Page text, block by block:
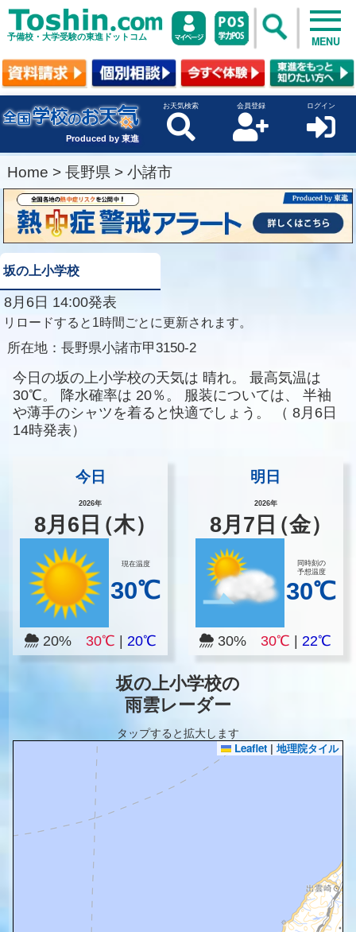
予備校・大学受験の東進ドットコム MENU
Produced by 東進
お天気検索 会員登録 ログイン
Home > 長野県 > 小諸市
坂の上小学校
8月6日 14:00発表
リロードすると1時間ごとに更新されます。
所在地： 長野県小諸市甲3150-2
今日の坂の上小学校の天気は 晴れ。
最高気温は
30℃。
降水確率は 20％。 服装については、
半袖
や薄手のシャツを着ると快適でしょう。
（ 8月6日
14時発表）
今日
2026年
8月 6 日（木）
現在温度
30℃
20% 30℃ 20℃
明日
2026年
8月 7 日（金）
同時刻の
予想温度
30℃
30%30℃ |22℃
坂の上小学校の
雨雲レーダー
タップすると拡大します
Leaflet | 地理院タイル